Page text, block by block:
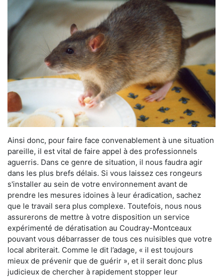
Ainsi donc, pour faire face convenablement à une situation
pareille, il est vital de faire appel à des professionnels
aguerris. Dans ce genre de situation, il nous faudra agir
dans les plus brefs délais. Si vous laissez ces rongeurs
s'installer au sein de votre environnement avant de
prendre les mesures idoines à leur éradication, sachez
que le travail sera plus complexe. Toutefois, nous nous
assurerons de mettre à votre disposition un service
expérimenté de dératisation au Coudray-Montceaux
pouvant vous débarrasser de tous ces nuisibles que votre
local abriterait. Comme le dit l’adage, « il est toujours
mieux de prévenir que de guérir », et il serait donc plus
judicieux de chercher à rapidement stopper leur